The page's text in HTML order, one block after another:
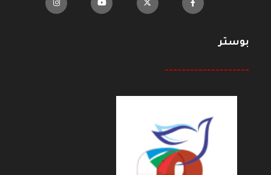
بوستر
--------------------